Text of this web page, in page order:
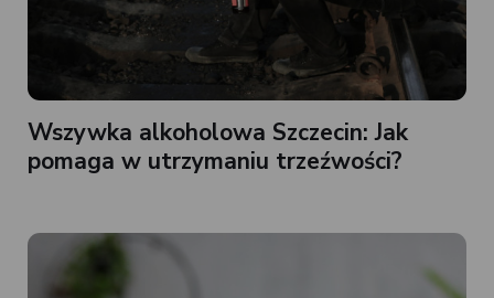
Wszywka alkoholowa Szczecin: Jak
pomaga w utrzymaniu trzeźwości?